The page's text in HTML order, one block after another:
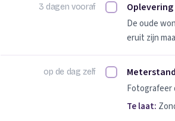
3 dagen vooraf Oplevering
De oude
eruit zijn
op de dag zelf Meterstanden
Fotografeer
Te laat: